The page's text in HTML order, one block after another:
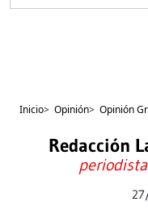
Inicio> Opinión> Opinión
Redacción